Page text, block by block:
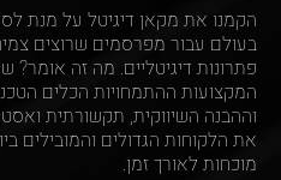
הקמנו את מקאן דיגיטל על מנת
בעולם עבור מפרסמים שרוצים
פתרונות דיגיטליים. מה זה
המקצועות ההתמחויות הכלים
וההבנה השיווקית, תקשורתית
את הלקוחות הגדולים והמובילים
מוכחות לאורך זמן.